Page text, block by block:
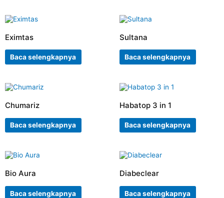
Eximtas
Baca selengkapnya
Sultana
Baca selengkapnya
Chumariz
Baca selengkapnya
Habatop 3 in 1
Baca selengkapnya
Bio Aura
Baca selengkapnya
Diabeclear
Baca selengkapnya